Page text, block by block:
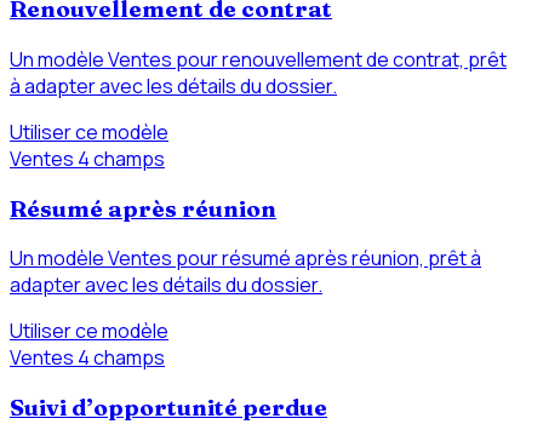
Renouvellement de contrat
Un modèle Ventes pour renouvellement de contrat, prêt
à adapter avec les détails du dossier.
Utiliser ce modèle
Ventes 4 champs
Résumé après réunion
Un modèle Ventes pour résumé après réunion, prêt à
adapter avec les détails du dossier.
Utiliser ce modèle
Ventes 4 champs
Suivi d’opportunité perdue